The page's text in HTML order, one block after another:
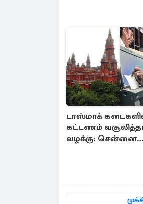
டாஸ்மாக்
கட்டணம்
வழக்கு: சென்னை